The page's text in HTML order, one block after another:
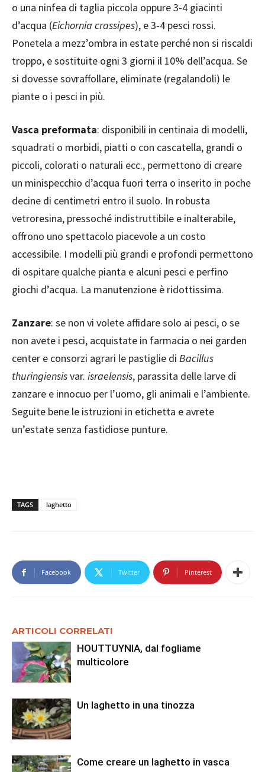
o una ninfea di taglia piccola oppure 3-4 giacinti
d’acqua (Eichornia crassipes), e 3-4 pesci rossi.
Ponetela a mezz’ombra in estate perché non si riscaldi
troppo, e sostituite ogni 3 giorni il 10% dell’acqua. Se
si dovesse sovraffollare, eliminate (regalandoli) le
piante o i pesci in più.
Vasca preformata: disponibili in centinaia di modelli,
squadrati o morbidi, piatti o con cascatella, grandi o
piccoli, colorati o naturali ecc., permettono di creare
un minispecchio d’acqua fuori terra o inserito in poche
decine di centimetri entro il suolo. In robusta
vetroresina, pressoché indistruttibile e inalterabile,
offrono uno spettacolo piacevole a un costo
accessibile. I modelli più grandi e profondi permettono
di ospitare qualche pianta e alcuni pesci e perfino
giochi d’acqua. La manutenzione è ridottissima.
Zanzare: se non vi volete affidare solo ai pesci, o se
non avete i pesci, acquistate in farmacia o nei garden
center e consorzi agrari le pastiglie di Bacillus
thuringiensisvar. israelensis, parassita delle larve di
zanzare e innocuo per l’uomo, gli animali e l’ambiente.
Seguite bene le istruzioni in etichetta e avrete
un’estate senza fastidiose punture.
TAGS laghetto
Facebook Twitter Pinterest
ARTICOLI CORRELATI
HOUTTUYNIA, dal fogliame
multicolore
Un laghetto in una tinozza
Come creare un laghetto in vasca